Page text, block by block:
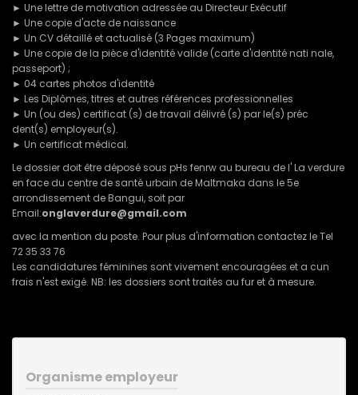
► Une lettre de motivation adressée au Directeur Exécutif
► Une copie d'acte de naissance
► Un CV détaillé et actualisé (3 Pages maximum)
► Une copie de la pièce d'identité valide (carte d'identité nati nale,
passeport) ;
► 04 cartes photos d'identité
► Les Diplômes, titres et autres références professionnelles
► Un (ou des) certificat (s) de travail délivré (s) par le(s) préc
dent(s) employeur(s).
► Un certificat médical.
Le dossier doit être déposé sous pHs fenrw au bureau de l' La verdure
en face du centre de santé urbain de Maltmaka dans le 5e
arrondissement de Bangui, soit par
Email:onglaverdure@gmail.com
avec la mention du poste. Pour plus d'information contactez le Tel
72 35 33 76
Les candidatures féminines sont vivement encouragées et a cun
frais n'est exigé. NB: les dossiers sont traités au fur et à mesure.
Organisme employeur